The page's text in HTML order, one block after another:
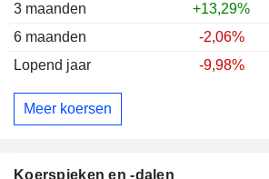
3 maanden
+13,29%
6 maanden
-2,06%
Lopend jaar
-9,98%
Meer koersen
Koerspieken en -dalen